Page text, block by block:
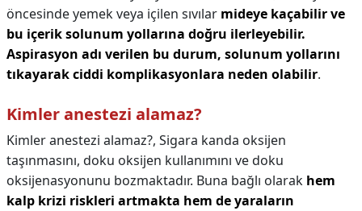
öncesinde yemek veya içilen sıvılar mideye kaçabilir ve
bu içerik solunum yollarına doğru ilerleyebilir.
Aspirasyon adı verilen bu durum, solunum yollarını
tıkayarak ciddi komplikasyonlara neden olabilir.
Kimler anestezi alamaz?
Kimler anestezi alamaz?, Sigara kanda oksijen
taşınmasını, doku oksijen kullanımını ve doku
oksijenasyonunu bozmaktadır. Buna bağlı olarak hem
kalp krizi riskleri artmakta hem de yaraların